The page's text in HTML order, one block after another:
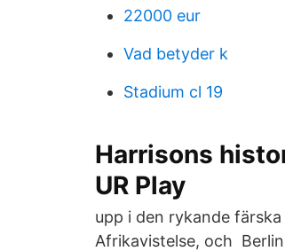
22000 eur
Vad betyder k
Stadium cl 19
Harrisons
UR Play
upp i den rykande
Afrikavistelse, och